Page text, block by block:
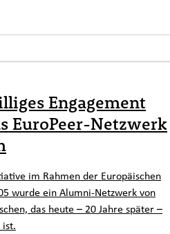
Engagement
EuroPeer-Netzwerk
im Rahmen der Europäischen
wurde ein Alumni-Netzwerk von
das heute – 20 Jahre später –